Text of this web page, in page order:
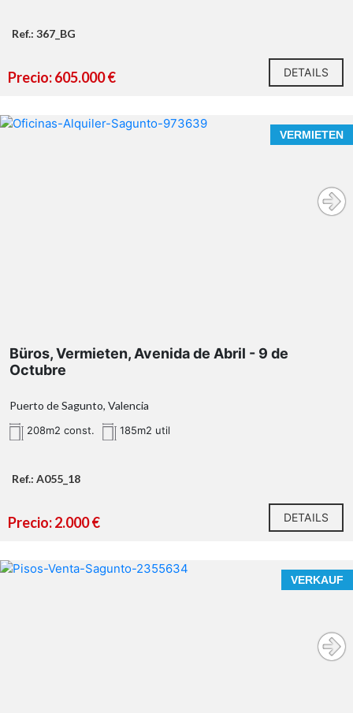
Ref.: 367_BG
Precio: 605.000 € DETAILS
VERMIETEN
Büros, Vermieten, Avenida de Abril - 9 de
Octubre
Puerto de Sagunto, Valencia
208m2 const. 185m2 util
Ref.: A055_18
Precio: 2.000 € DETAILS
VERKAUF